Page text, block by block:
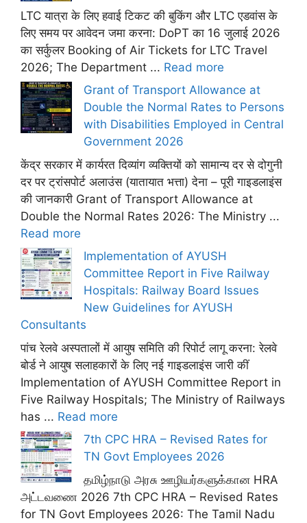
LTC यात्रा के लिए हवाई टिकट की बुकिंग और LTC एडवांस के
लिए समय पर आवेदन जमा करना: DoPT का 16 जुलाई 2026
का सर्कुलर Booking of Air Tickets for LTC Travel
2026; The Department ... Read more
Grant of Transport Allowance at
Double the Normal Rates to Persons
with Disabilities Employed in Central
Government 2026
केंद्र सरकार में कार्यरत दिव्यांग व्यक्तियों को सामान्य दर से दोगुनी
दर पर ट्रांसपोर्ट अलाउंस (यातायात भत्ता) देना – पूरी गाइडलाइंस
की जानकारी Grant of Transport Allowance at
Double the Normal Rates 2026: The Ministry ...
Read more
Implementation of AYUSH
Committee Report in Five Railway
Hospitals: Railway Board Issues
New Guidelines for AYUSH
Consultants
पांच रेलवे अस्पतालों में आयुष समिति की रिपोर्ट लागू करना: रेलवे
बोर्ड ने आयुष सलाहकारों के लिए नई गाइडलाइंस जारी कीं
Implementation of AYUSH Committee Report in
Five Railway Hospitals; The Ministry of Railways
has ... Read more
7th CPC HRA – Revised Rates for
TN Govt Employees 2026
தமிழ்நாடு அரசு ஊழியர்களுக்கான HRA
அட்டவணை 2026 7th CPC HRA – Revised Rates
for TN Govt Employees 2026: The Tamil Nadu